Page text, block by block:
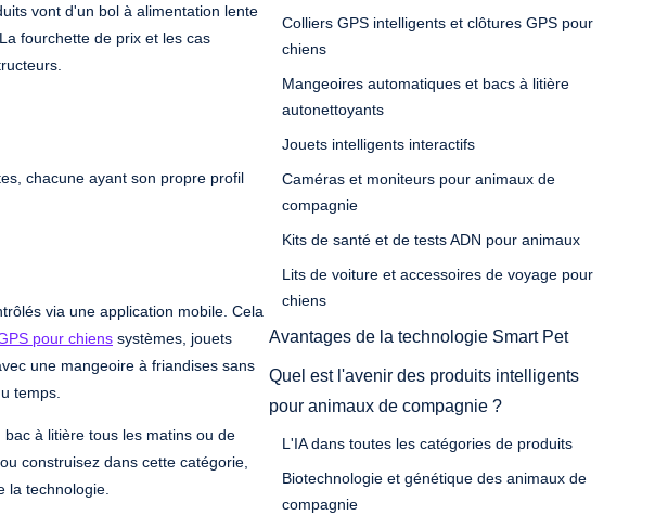
vont d'un bol à alimentation lente
fourchette de prix et les cas
chacune ayant son propre profil
via une application mobile. Cela
pour chiens systèmes, jouets
une mangeoire à friandises sans
temps.
à litière tous les matins ou de
construisez dans cette catégorie,
la technologie.
Colliers GPS intelligents et clôtures GPS pour
chiens
Mangeoires automatiques et bacs à litière
autonettoyants
Jouets intelligents interactifs
Caméras et moniteurs pour animaux de
compagnie
Kits de santé et de tests ADN pour animaux
Lits de voiture et accessoires de voyage pour
chiens
Avantages de la technologie Smart Pet
Quel est l'avenir des produits intelligents
pour animaux de compagnie ?
L'IA dans toutes les catégories de produits
Biotechnologie et génétique des animaux de
compagnie